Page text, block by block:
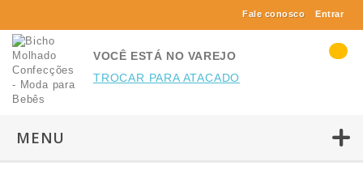
Entrar
Fale conosco
VOCÊ ESTÁ NO VAREJO
TROCAR PARA ATACADO
MENU